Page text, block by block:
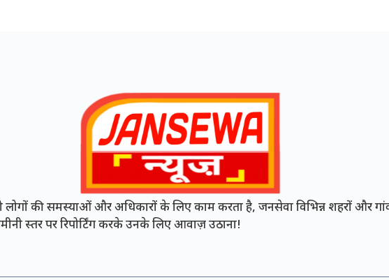
लोगों की समस्याओं और अधिकारों के लिए काम करता है, जनसेवा विभिन्न शहरों और
स्तर पर रिपोर्टिंग करके उनके लिए आवाज़ उठाना!